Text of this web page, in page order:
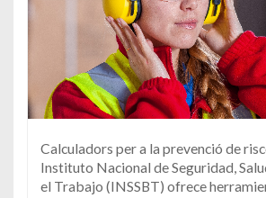
Calculadors per a la prevenció de
Instituto Nacional de Seguridad,
el Trabajo (INSSBT) ofrece